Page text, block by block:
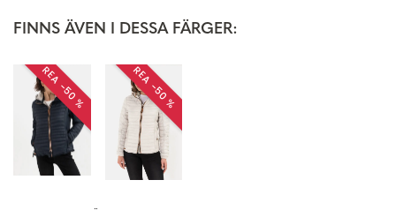
FINNS ÄVEN I DESSA FÄRGER:
REA −50 % REA −50 %